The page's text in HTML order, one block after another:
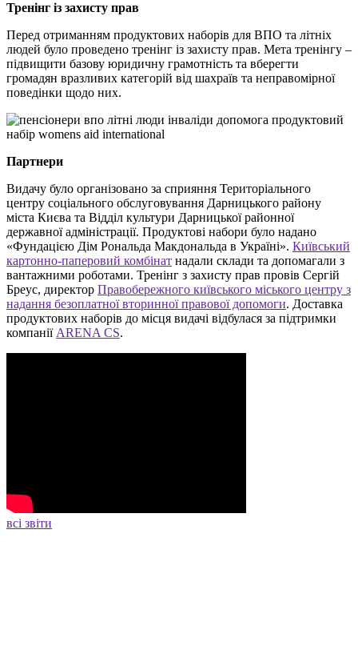
Тренінг із захисту прав
Перед отриманням продуктових наборів для ВПО та літніх
людей було проведено тренінг із захисту прав. Мета тренінгу –
підвищити базову юридичну грамотність та вберегти
громадян вразливих категорій від шахраїв та неправомірної
поведінки щодо них.
Партнери
Видачу було організовано за сприяння Територіального
центру соціального обслуговування Дарницького району
міста Києва та Відділ культури Дарницької районної
державної адміністрації. Продуктові набори було надано
«Фундацією Дім Рональда Макдональда в Україні». Київський
картонно-паперовий комбінат надали склади та допомагали з
вантажними роботами. Тренінг з захисту прав провів Сергій
Бреус, директор Правобережного київського міського центру з
надання безоплатної вторинної правової допомоги. Доставка
продуктових наборів до місця видачі відбулася за підтримки
компаніїARENA CS.
всі звіти